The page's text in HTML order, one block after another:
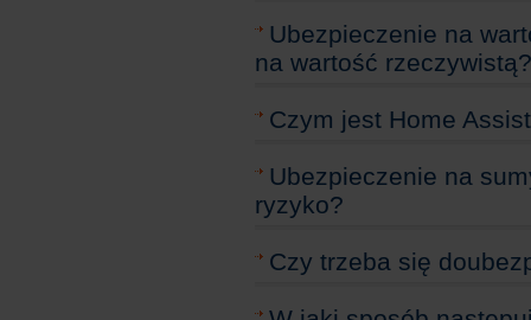
Ubezpieczenie na
na wartość rzeczywistą?
Czym jest Home
Ubezpieczenie na
ryzyko?
Czy trzeba się